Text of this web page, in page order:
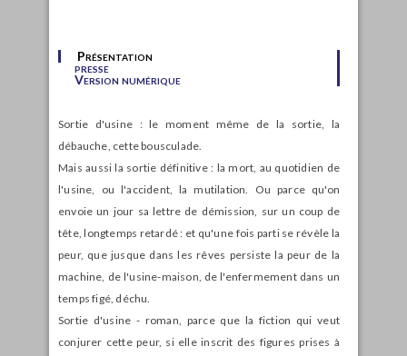
Présentation
presse
Version numérique
Sortie d'usine : le moment même de la sortie, la
débauche, cette bousculade.
Mais aussi la sortie définitive : la mort, au quotidien de
l'usine, ou l'accident, la mutilation. Ou parce qu'on
envoie un jour sa lettre de démission, sur un coup de
tête, longtemps retardé : et qu'une fois parti se révèle la
peur, que jusque dans les rêves persiste la peur de la
machine, de l'usine-maison, de l'enfermement dans un
temps figé, déchu.
Sortie d'usine - roman, parce que la fiction qui veut
conjurer cette peur, si elle inscrit des figures prises à